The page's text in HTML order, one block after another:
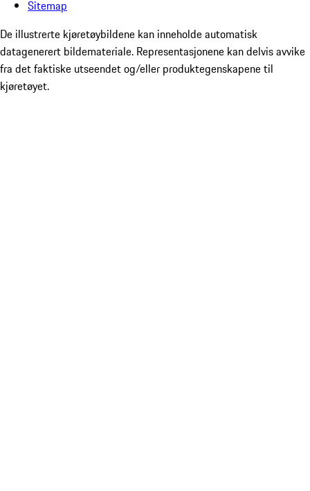
Sitemap
De illustrerte kjøretøybildene kan inneholde automatisk
datagenerert bildemateriale. Representasjonene kan delvis avvike
fra det faktiske utseendet og/eller produktegenskapene til
kjøretøyet.